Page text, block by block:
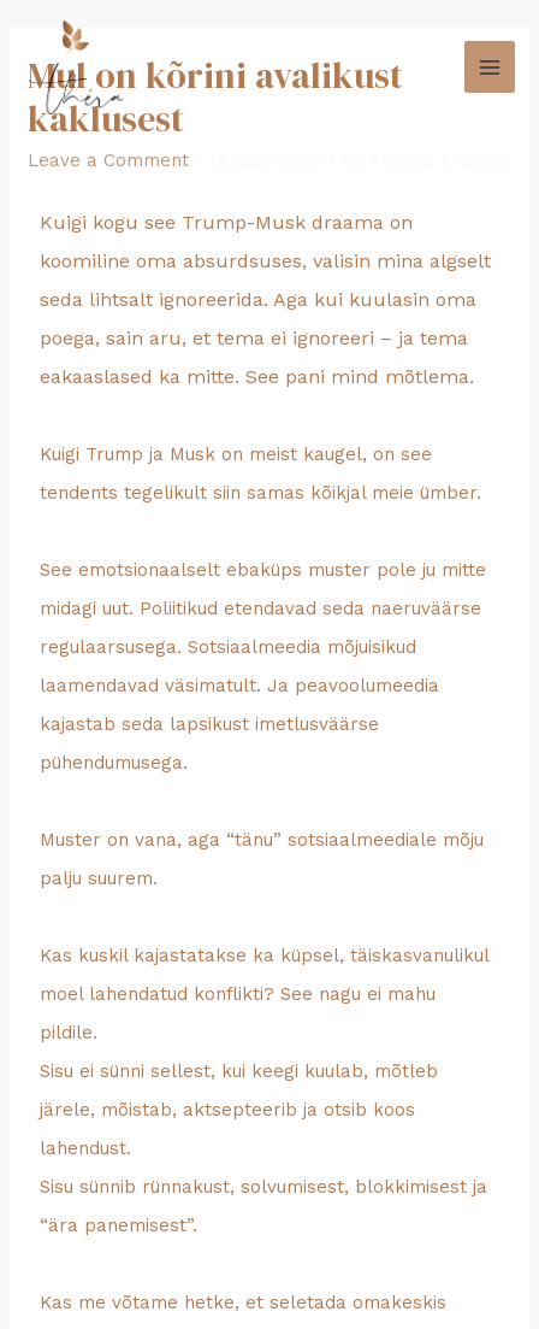
Mul on kõrini avalikust
kaklusest
Leave a Comment
Kuigi kogu see Trump-Musk draama on
koomiline oma absurdsuses, valisin mina algselt
seda lihtsalt ignoreerida. Aga kui kuulasin oma
poega, sain aru, et tema ei ignoreeri – ja tema
eakaaslased ka mitte. See pani mind mõtlema.
Kuigi Trump ja Musk on meist kaugel, on see
tendents tegelikult siin samas kõikjal meie ümber.
See emotsionaalselt ebaküps muster pole ju mitte
midagi uut. Poliitikud etendavad seda naeruväärse
regulaarsusega. Sotsiaalmeedia mõjuisikud
laamendavad väsimatult. Ja peavoolumeedia
kajastab seda lapsikust imetlusväärse
pühendumusega.
Muster on vana, aga “tänu” sotsiaalmeediale mõju
palju suurem.
Kas kuskil kajastatakse ka küpsel, täiskasvanulikul
moel lahendatud konflikti? See nagu ei mahu
pildile.
Sisu ei sünni sellest, kui keegi kuulab, mõtleb
järele, mõistab, aktsepteerib ja otsib koos
lahendust.
Sisu sünnib rünnakust, solvumisest, blokkimisest ja
“ära panemisest”.
Kas me võtame hetke, et seletada omakeskis